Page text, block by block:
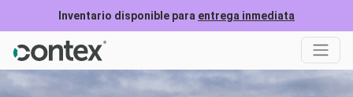
Inventario disponible para entrega inmediata